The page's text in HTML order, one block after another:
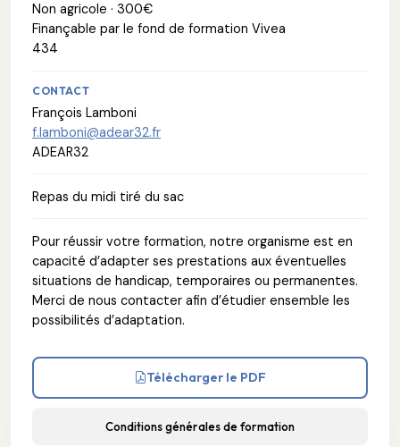
Non agricole · 300€
Finançable par le fond de formation Vivea
434
CONTACT
François Lamboni
f.lamboni@adear32.fr
ADEAR32
Repas du midi tiré du sac
Pour réussir votre formation, notre organisme est en
capacité d’adapter ses prestations aux éventuelles
situations de handicap, temporaires ou permanentes.
Merci de nous contacter afin d’étudier ensemble les
possibilités d’adaptation.
Télécharger le PDF
Conditions générales de formation